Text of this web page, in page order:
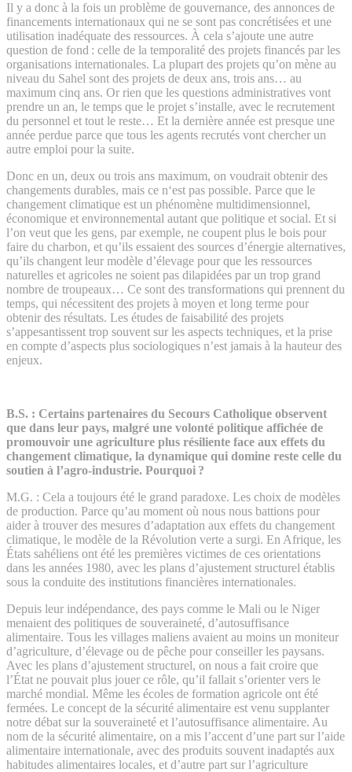
Il y a donc à la fois un problème de gouvernance, des annonces de
financements internationaux qui ne se sont pas concrétisées et une
utilisation inadéquate des ressources. À cela s’ajoute une autre
question de fond : celle de la temporalité des projets financés par les
organisations internationales. La plupart des projets qu’on mène au
niveau du Sahel sont des projets de deux ans, trois ans… au
maximum cinq ans. Or rien que les questions administratives vont
prendre un an, le temps que le projet s’installe, avec le recrutement
du personnel et tout le reste… Et la dernière année est presque une
année perdue parce que tous les agents recrutés vont chercher un
autre emploi pour la suite.
Donc en un, deux ou trois ans maximum, on voudrait obtenir des
changements durables, mais ce n‘est pas possible. Parce que le
changement climatique est un phénomène multidimensionnel,
économique et environnemental autant que politique et social. Et si
l’on veut que les gens, par exemple, ne coupent plus le bois pour
faire du charbon, et qu’ils essaient des sources d’énergie alternatives,
qu’ils changent leur modèle d’élevage pour que les ressources
naturelles et agricoles ne soient pas dilapidées par un trop grand
nombre de troupeaux… Ce sont des transformations qui prennent du
temps, qui nécessitent des projets à moyen et long terme pour
obtenir des résultats. Les études de faisabilité des projets
s’appesantissent trop souvent sur les aspects techniques, et la prise
en compte d’aspects plus sociologiques n’est jamais à la hauteur des
enjeux.
B.S. : Certains partenaires du Secours Catholique observent
que dans leur pays, malgré une volonté politique affichée de
promouvoir une agriculture plus résiliente face aux effets du
changement climatique, la dynamique qui domine reste celle du
soutien à l’agro-industrie. Pourquoi ?
M.G. : Cela a toujours été le grand paradoxe. Les choix de modèles
de production. Parce qu’au moment où nous nous battions pour
aider à trouver des mesures d’adaptation aux effets du changement
climatique, le modèle de la Révolution verte a surgi. En Afrique, les
États sahéliens ont été les premières victimes de ces orientations
dans les années 1980, avec les plans d’ajustement structurel établis
sous la conduite des institutions financières internationales.
Depuis leur indépendance, des pays comme le Mali ou le Niger
menaient des politiques de souveraineté, d’autosuffisance
alimentaire. Tous les villages maliens avaient au moins un moniteur
d’agriculture, d’élevage ou de pêche pour conseiller les paysans.
Avec les plans d’ajustement structurel, on nous a fait croire que
l’État ne pouvait plus jouer ce rôle, qu’il fallait s’orienter vers le
marché mondial. Même les écoles de formation agricole ont été
fermées. Le concept de la sécurité alimentaire est venu supplanter
notre débat sur la souveraineté et l’autosuffisance alimentaire. Au
nom de la sécurité alimentaire, on a mis l’accent d’une part sur l’aide
alimentaire internationale, avec des produits souvent inadaptés aux
habitudes alimentaires locales, et d’autre part sur l’agriculture